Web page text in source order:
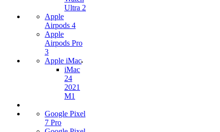
Ultra 2
Apple
Airpods 4
Apple
Airpods Pro
3
Apple iMac
iMac
24
2021
M1
Google Pixel
7 Pro